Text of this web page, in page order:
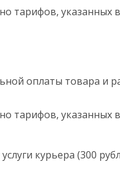
тарифов, указанных
оплаты товара и
тарифов, указанных
курьера (300